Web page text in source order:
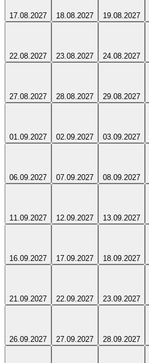
17.08.2027 18.08.2027 19.08.2027
22.08.2027 23.08.2027 24.08.2027
27.08.2027 28.08.2027 29.08.2027
01.09.2027 02.09.2027 03.09.2027
06.09.2027 07.09.2027 08.09.2027
11.09.2027 12.09.2027 13.09.2027
16.09.2027 17.09.2027 18.09.2027
21.09.2027 22.09.2027 23.09.2027
26.09.2027 27.09.2027 28.09.2027